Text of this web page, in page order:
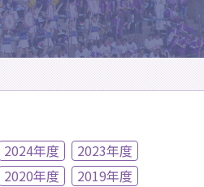
2024年度
2023年度
2020年度
2019年度